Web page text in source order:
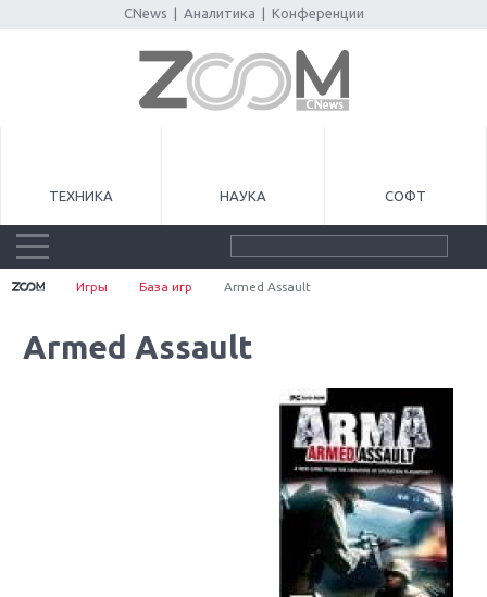
CNews Аналитика Конференции
ТЕХНИКА НАУКА СОФТ
Игры База игр Armed Assault
Armed Assault